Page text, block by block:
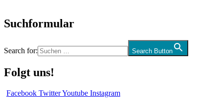
Suchformular
Search for: Search Button
Folgt uns!
Facebook TwitterYoutube Instagram